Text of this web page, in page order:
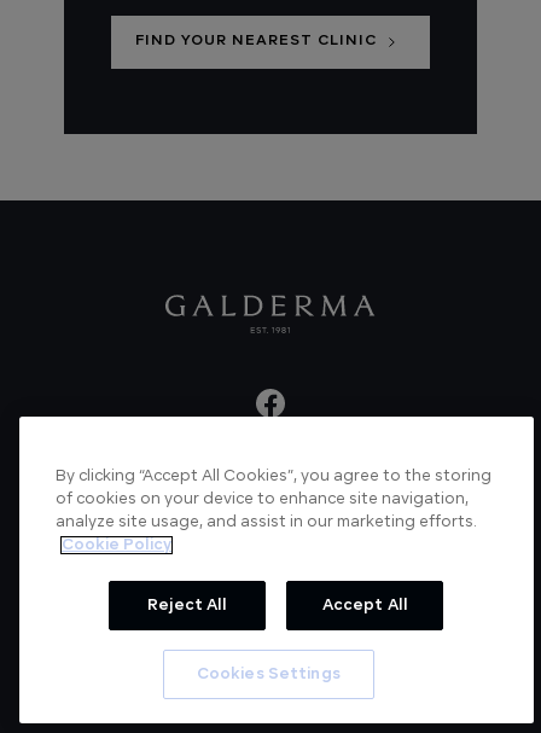
FIND YOUR NEAREST CLINIC
About us Articles News Videos
Verified Certificate Contact us
By clicking “Accept All Cookies”, you agree to the storing
of cookies on your device to enhance site navigation,
analyze site usage, and assist in our marketing efforts.
Cookie Policy
Reject All Accept All
Cookies Settings